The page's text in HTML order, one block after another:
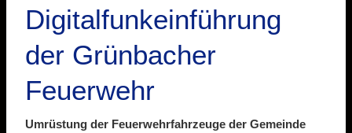
Digitalfunkeinführung
der Grünbacher
Feuerwehr
Umrüstung der Feuerwehrfahrzeuge der Gemeinde